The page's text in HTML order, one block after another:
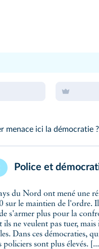
menace ici la démocratie
Police et
sur le maintien de l'ordre.
s'armer plus pour la
ils ne veulent pas tuer,
Dans ces démocraties,
policiers sont plus élevés.